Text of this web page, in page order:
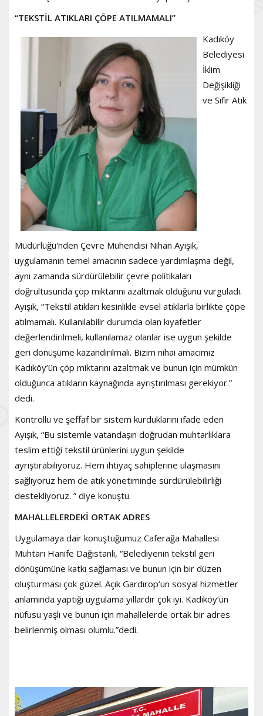
“TEKSTİL ATIKLARI ÇÖPE ATILMAMALI”
Kadıköy
Belediyesi
İklim
Değişikliği
ve Sıfır Atık
Müdürlüğü'nden Çevre Mühendisi Nihan Ayışık,
uygulamanın temel amacının sadece yardımlaşma değil,
aynı zamanda sürdürülebilir çevre politikaları
doğrultusunda çöp miktarını azaltmak olduğunu vurguladı.
Ayışık, “Tekstil atıkları kesinlikle evsel atıklarla birlikte çöpe
atılmamalı. Kullanılabilir durumda olan kıyafetler
değerlendirilmeli, kullanılamaz olanlar ise uygun şekilde
geri dönüşüme kazandırılmalı. Bizim nihai amacımız
Kadıköy’ün çöp miktarını azaltmak ve bunun için mümkün
olduğunca atıkların kaynağında ayrıştırılması gerekiyor.”
dedi.
Kontrollü ve şeffaf bir sistem kurduklarını ifade eden
Ayışık, “Bu sistemle vatandaşın doğrudan muhtarlıklara
teslim ettiği tekstil ürünlerini uygun şekilde
ayrıştırabiliyoruz. Hem ihtiyaç sahiplerine ulaşmasını
sağlıyoruz hem de atık yönetiminde sürdürülebilirliği
destekliyoruz. ” diye konuştu.
MAHALLELERDEKİ ORTAK ADRES
Uygulamaya dair konuştuğumuz Caferağa Mahallesi
Muhtarı Hanife Dağıstanlı, “Belediyenin tekstil geri
dönüşümüne katkı sağlaması ve bunun için bir düzen
oluşturması çok güzel. Açık Gardırop’un sosyal hizmetler
anlamında yaptığı uygulama yıllardır çok iyi. Kadıköy’ün
nüfusu yaşlı ve bunun için mahallelerde ortak bir adres
belirlenmiş olması olumlu.”dedi.